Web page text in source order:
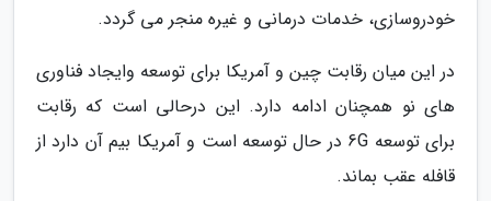
خودروسازی، خدمات درمانی و غیره منجر می گردد.
در این میان رقابت چین و آمریکا برای توسعه وایجاد فناوری
های نو همچنان ادامه دارد. این درحالی است که رقابت
برای توسعه 6G در حال توسعه است و آمریکا بیم آن دارد از
قافله عقب بماند.